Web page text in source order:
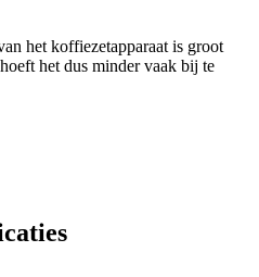
het koffiezetapparaat is groot
het dus minder vaak bij te